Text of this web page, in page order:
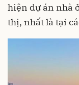
hiện dự án nhà
thị, nhất là tại